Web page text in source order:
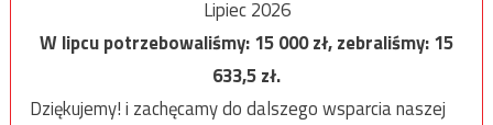
Lipiec 2026
W lipcu potrzebowaliśmy:15 000zł, zebraliśmy:15
633,5zł.
Dziękujemy! i zachęcamy do dalszego wsparcia naszej